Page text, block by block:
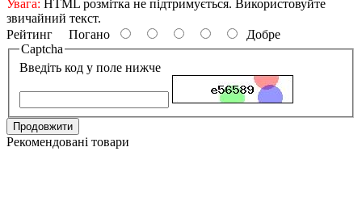
Увага: HTML розмітка не підтримується. Використовуйте
звичайний текст.
Рейтинг Погано
Добре
Captcha
Введіть код у поле нижче
Продовжити
Рекомендовані товари